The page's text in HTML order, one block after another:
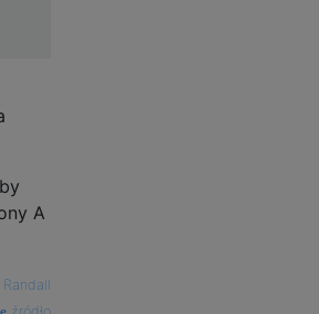
A
Randall